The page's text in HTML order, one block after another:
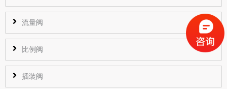
流量阀
比例阀
插装阀